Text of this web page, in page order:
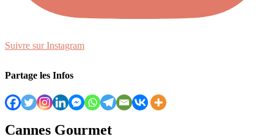
Suivre sur Instagram
Partage les Infos
Cannes Gourmet